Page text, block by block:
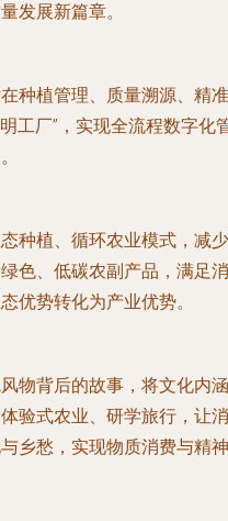
发展新篇章。
种植管理、质量溯源、精准
工厂”，实现全流程数字化
种植、循环农业模式，减少
色、低碳农副产品，满足消
优势转化为产业优势。
物背后的故事，将文化内涵
验式农业、研学旅行，让消
乡愁，实现物质消费与精神